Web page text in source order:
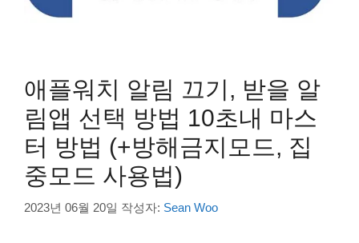
애플워치 알림 끄기, 받을 알
림앱 선택 방법 10초내 마스
터 방법 (+방해금지모드, 집
중모드 사용법)
2023년 06월 20일 작성자: Sean Woo